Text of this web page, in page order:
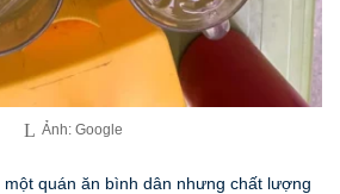
Ảnh: Google
quán ăn bình dân nhưng chất lượng